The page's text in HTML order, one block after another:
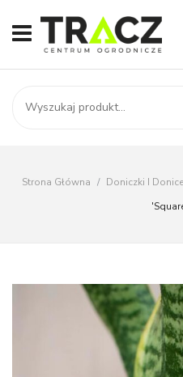
START
SKLEP
Brak
Strona Główna / Doniczki I